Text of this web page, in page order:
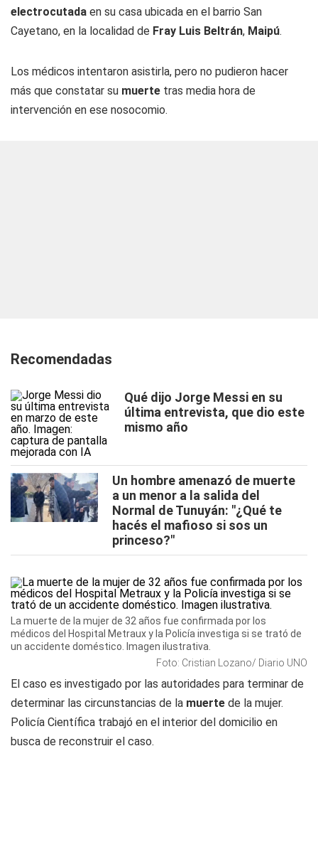
electrocutada en su casa ubicada en el barrio San
Cayetano, en la localidad de Fray Luis Beltrán, Maipú.
Los médicos intentaron asistirla, pero no pudieron hacer
más que constatar su muerte tras media hora de
intervención en ese nosocomio.
Recomendadas
Qué dijo Jorge Messi en su
última entrevista, que dio este
mismo año
Un hombre amenazó de muerte
a un menor a la salida del
Normal de Tunuyán: "¿Qué te
hacés el mafioso si sos un
princeso?"
La muerte de la mujer de 32 años fue confirmada por los
médicos del Hospital Metraux y la Policía investiga si se trató de
un accidente doméstico. Imagen ilustrativa.
Foto: Cristian Lozano/ Diario UNO
El caso es investigado por las autoridades para terminar de
determinar las circunstancias de la muerte de la mujer.
Policía Científica trabajó en el interior del domicilio en
busca de reconstruir el caso.